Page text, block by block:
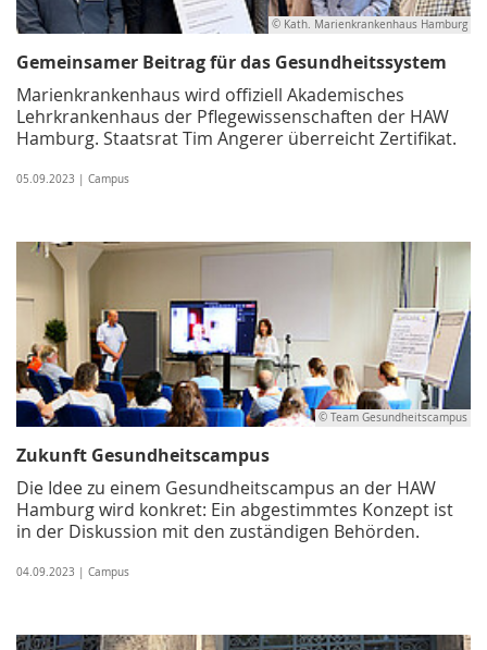
© Kath. Marienkrankenhaus Hamburg
Gemeinsamer Beitrag für das Gesundheitssystem
Marienkrankenhaus wird offiziell Akademisches
Lehrkrankenhaus der Pflegewissenschaften der HAW
Hamburg. Staatsrat Tim Angerer überreicht Zertifikat.
05.09.2023 | Campus
© Team Gesundheitscampus
Zukunft Gesundheitscampus
Die Idee zu einem Gesundheitscampus an der HAW
Hamburg wird konkret: Ein abgestimmtes Konzept ist
in der Diskussion mit den zuständigen Behörden.
04.09.2023 | Campus